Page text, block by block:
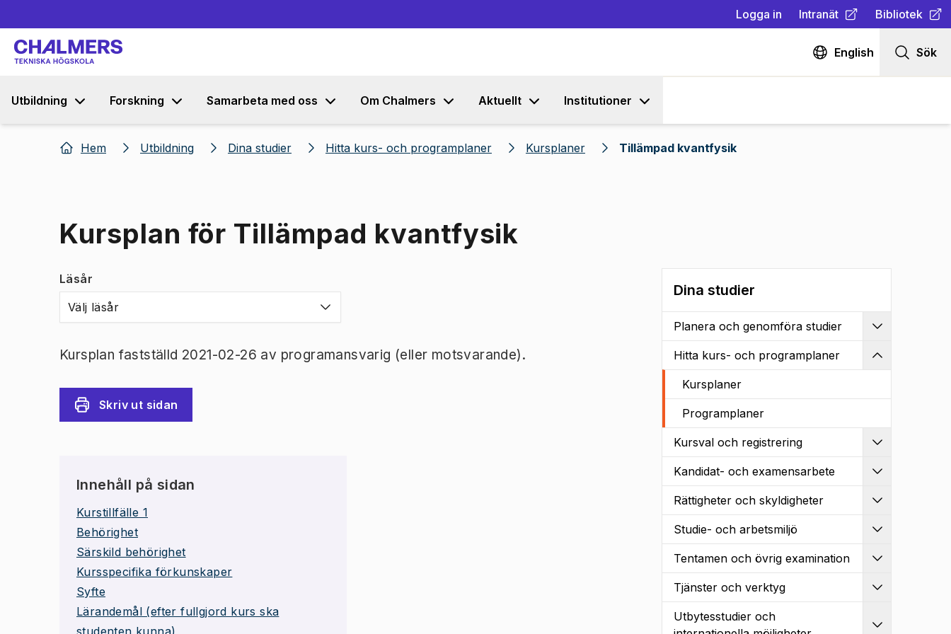
Logga in Intranät
(Öppnas i ny flik)
Bibliotek
(Öppnas i ny
English Sök
Utbildning Forskning Samarbeta med oss Om Chalmers Aktuellt Institutioner
Hem Utbildning Dina studier Hitta kurs- och programplaner Kursplaner Tillämpad kvantfysik
Kursplan för Tillämpad kvantfysik
Läsår
Välj läsår
Kursplan fastställd 2021-02-26 av programansvarig (eller motsvarande).
Skriv ut sidan
Innehåll på sidan
Kurstillfälle 1
Behörighet
Särskild behörighet
Kursspecifika förkunskaper
Syfte
Lärandemål (efter fullgjord kurs ska
studenten kunna)
Dina studier
Planera och genomföra studier
Hitta kurs- och programplaner
Kursplaner
Programplaner
Kursval och registrering
Kandidat- och examensarbete
Rättigheter och skyldigheter
Studie- och arbetsmiljö
Tentamen och övrig examination
Tjänster och verktyg
Utbytesstudier och